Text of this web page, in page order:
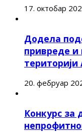
17. октобар
Додела
привреде и
20. фебруар
Конкурс за